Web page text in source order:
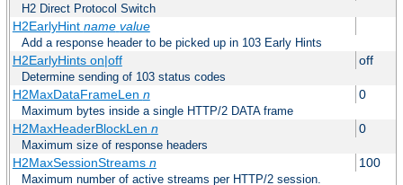
H2 Direct Protocol Switch
H2EarlyHint name value
Add a response header to be picked up in 103 Early Hints
H2EarlyHints on|off off
Determine sending of 103 status codes
H2MaxDataFrameLen n 0
Maximum bytes inside a single HTTP/2 DATA frame
H2MaxHeaderBlockLen n 0
Maximum size of response headers
H2MaxSessionStreams n 100
Maximum number of active streams per HTTP/2 session.